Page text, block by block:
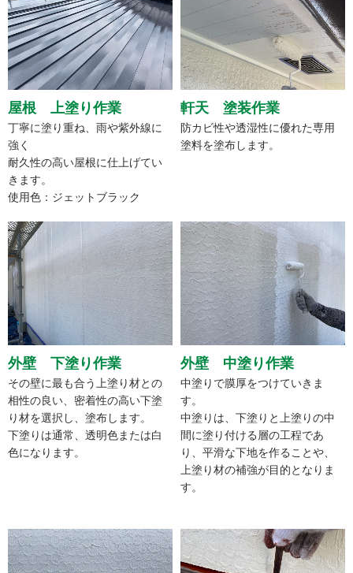
屋根 上塗り作業
丁寧に塗り重ね、雨や紫外線に
強く
耐久性の高い屋根に仕上げてい
きます。
使用色：ジェットブラック
軒天 塗装作業
防カビ性や透湿性に優れた専用
塗料を塗布します。
外壁 下塗り作業
その壁に最も合う上塗り材との
相性の良い、密着性の高い下塗
り材を選択し、塗布します。
下塗りは通常、透明色または白
色になります。
外壁 中塗り作業
中塗りで膜厚をつけていきま
す。
中塗りは、下塗りと上塗りの中
間に塗り付ける層の工程であ
り、平滑な下地を作ることや、
上塗り材の補強が目的となりま
す。